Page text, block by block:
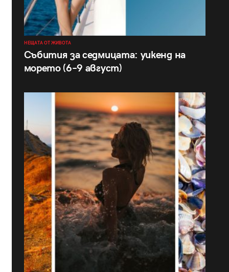
НЕЩАТА ОТ ЖИВОТА
Събития за седмицата: уикенд на
морето (6–9 август)